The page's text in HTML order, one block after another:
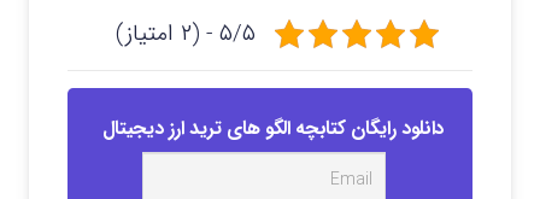
۵/۵ - (۲ امتیاز)
دانلود رایگان کتابچه الگو های ترید ارز دیجیتال